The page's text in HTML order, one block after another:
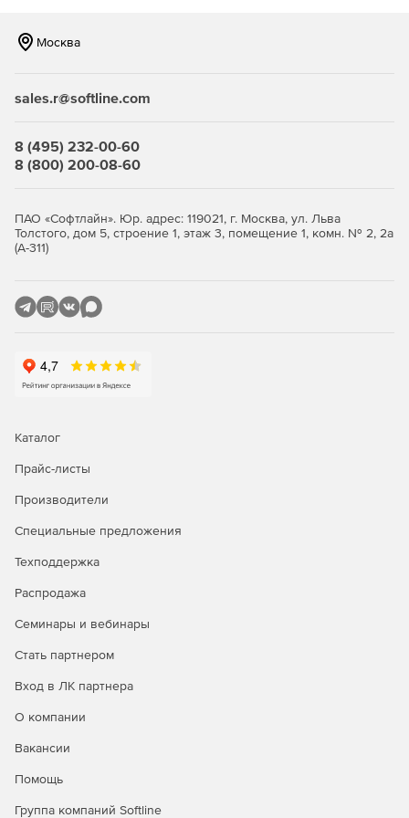
Litra Change-Pro TDC, модуля Litra Apps Launcher или
правой кнопкой мыши).
Москва
sales.r@softline.com
8 (495) 232-00-60
8 (800) 200-08-60
ПАО «Софтлайн». Юр. адрес: 119021, г. Москва, ул. Льва
Толстого, дом 5, строение 1, этаж 3, помещение 1, комн. № 2, 2а
(А-311)
Каталог
Прайс-листы
Производители
Специальные предложения
Техподдержка
Распродажа
Семинары и вебинары
Стать партнером
Вход в ЛК партнера
О компании
Вакансии
Помощь
Группа компаний Softline